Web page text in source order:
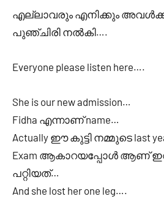
എല്ലാവരും എനിക്കും
പുഞ്ചിരി നൽകി….
Everyone please listen here….
She is our new admission…
Fidha എന്നാണ് name…
Actually ഈ കുട്ടി നമ്മുടെ last
Exam ആകാറയപ്പോൾ ആണ്
പറ്റിയത്…
And she lost her one leg….